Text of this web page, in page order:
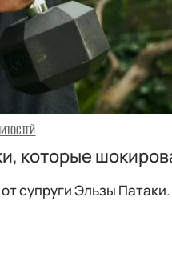
которые
супруги Эльзы Патаки.